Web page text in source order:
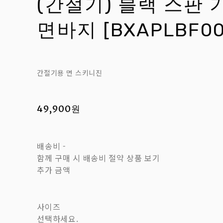
(간절기) 블랙 스판
면바지
간절기용 면 스키니진
49,900원
배송비 -
함께 구매 시 배송비 절약 상품 보기
추가 금액
사이즈
선택하세요.